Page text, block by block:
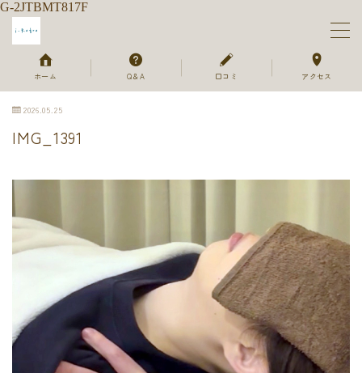
G-2JTBMT817F
MENU
ホーム
ご利用の流れ
よくあるご質問
お客様のお声
ホーム Q＆A 口コミ アクセス
2026.05.25
IMG_1391